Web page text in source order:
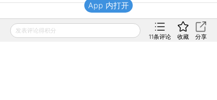
财新移动
发表评论得积分
11条评论 收藏 分享
App 内打开